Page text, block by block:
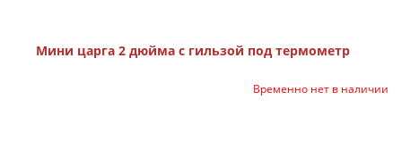
Мини царга 2 дюйма с гильзой под термометр
Временно нет в наличии